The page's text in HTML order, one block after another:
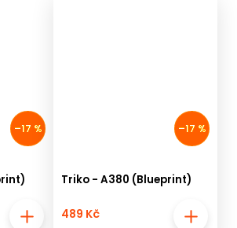
–17 % –17 %
Triko - A380 (Blueprint)
489 Kč